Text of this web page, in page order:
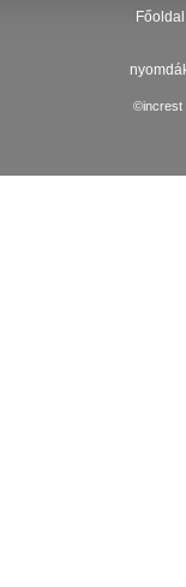
Főoldal
©increst